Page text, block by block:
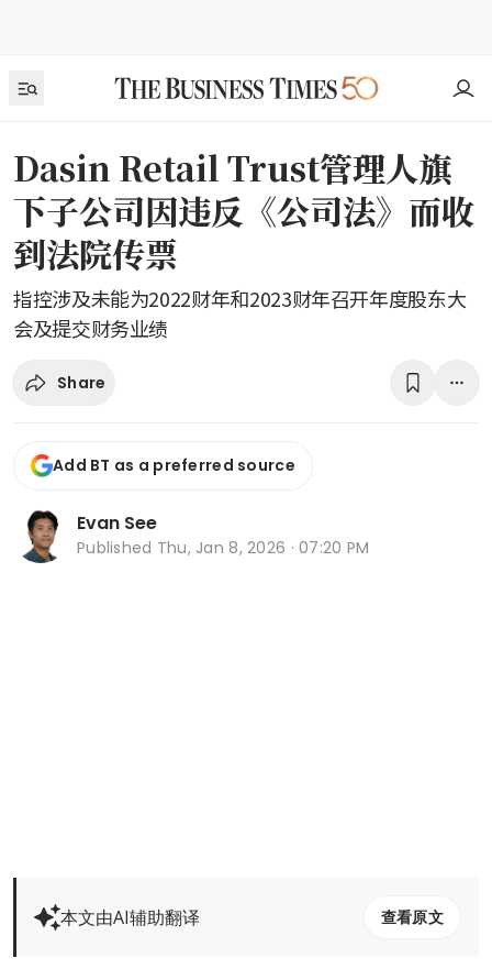
Dasin Retail Trust管理人旗
下子公司因违反《公司法》而收
到法院传票
指控涉及未能为2022财年和2023财年召开年度股东大
会及提交财务业绩
Share
Add BT as a preferred source
Evan See
Published Thu, Jan 8, 2026 · 07:20 PM
本文由AI辅助翻译 查看原文